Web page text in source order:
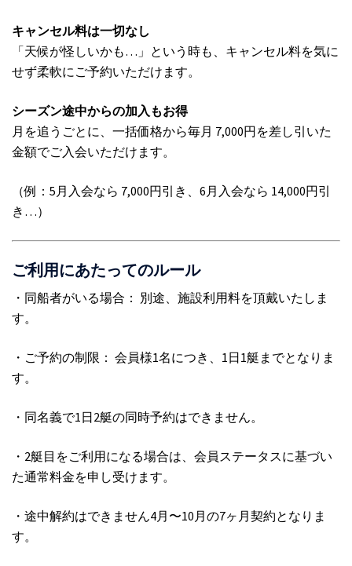
キャンセル料は一切なし
「天候が怪しいかも…」という時も、キャンセル料を気に
せず柔軟にご予約いただけます。
シーズン途中からの加入もお得
月を追うごとに、一括価格から毎月 7,000円を差し引いた
金額でご入会いただけます。
（例：5月入会なら 7,000円引き、6月入会なら 14,000円引
き…）
ご利用にあたってのルール
・同船者がいる場合： 別途、施設利用料を頂戴いたしま
す。
・ご予約の制限： 会員様1名につき、1日1艇までとなりま
す。
・同名義で1日2艇の同時予約はできません。
・2艇目をご利用になる場合は、会員ステータスに基づい
た通常料金を申し受けます。
・途中解約はできません4月〜10月の7ヶ月契約となりま
す。